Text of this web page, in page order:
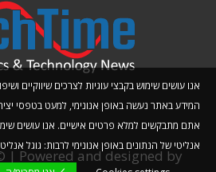
אנו עושים שימוש בקבצי עוגיות לצרכים שיווקיים
המידע באתר נעשה באופן אנונימי, למעט בטפסי
אתם מתבקשים למלא פרטים אישיים. אנו עושים
אנליטי של הנתונים באופן אנונימי לרבות: גוגל
| Powered and designed by